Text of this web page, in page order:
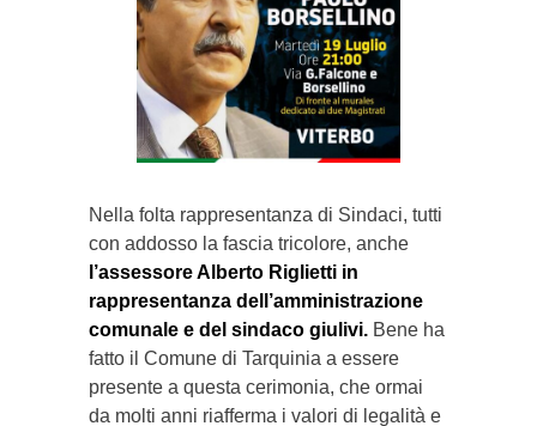
Nella folta rappresentanza di Sindaci, tutti
con addosso la fascia tricolore, anche
l’assessore Alberto Riglietti in
rappresentanza dell’amministrazione
comunale e del sindaco giulivi. Bene ha
fatto il Comune di Tarquinia a essere
presente a questa cerimonia, che ormai
da molti anni riafferma i valori di legalità e